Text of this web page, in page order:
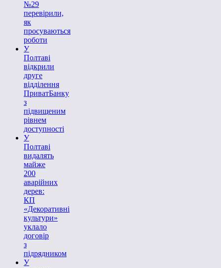
№29
перевірили,
як
просуваються
роботи
У
Полтаві
відкрили
друге
відділення
ПриватБанку
з
підвищеним
рівнем
доступності
У
Полтаві
видалять
майже
200
аварійних
дерев:
КП
«Декоративні
культури»
уклало
договір
з
підрядником
У